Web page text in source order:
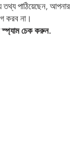
তথ্য পাঠিয়েছেন,
করব না।
স্প্যাম চেক করুন.